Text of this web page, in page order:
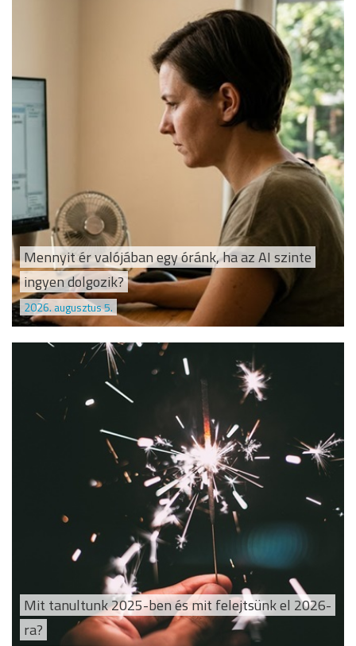
Mennyit ér valójában egy óránk, ha az AI szinte
ingyen dolgozik?
2026. augusztus 5.
Mit tanultunk 2025-ben és mit felejtsünk el 2026-
ra?